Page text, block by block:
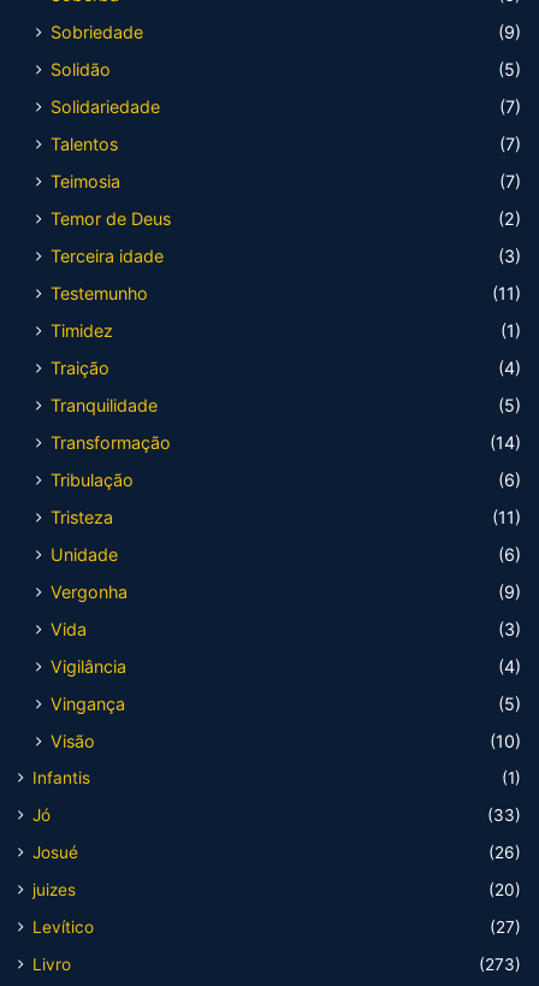
Sobriedade
(9)
Solidão
(5)
Solidariedade
(7)
Talentos
(7)
Teimosia
(7)
Temor de Deus
(2)
Terceira idade
(3)
Testemunho
(11)
Timidez
(1)
Traição
(4)
Tranquilidade
(5)
Transformação
(14)
Tribulação
(6)
Tristeza
(11)
Unidade
(6)
Vergonha
(9)
Vida
(3)
Vigilância
(4)
Vingança
(5)
Visão
(10)
Infantis
(1)
Jó
(33)
Josué
(26)
juizes
(20)
Levítico
(27)
Livro
(273)